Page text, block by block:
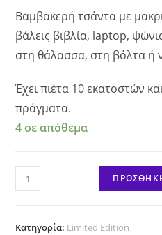
Βαμβακερή τσάντα με
βάλεις βιβλία, laptop,
στη θάλασσα, στη βόλτα ή
Έχει πιέτα 10 εκατοστών
πράγματα.
4 σε απόθεμα
Cotton
Bag
People"
Κατηγορία: Limited Edition